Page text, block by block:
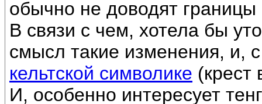
обычно не доводят границы
В связи с чем, хотела бы
смысл такие изменения, и,
кельтской символике (крест
И, особенно интересует